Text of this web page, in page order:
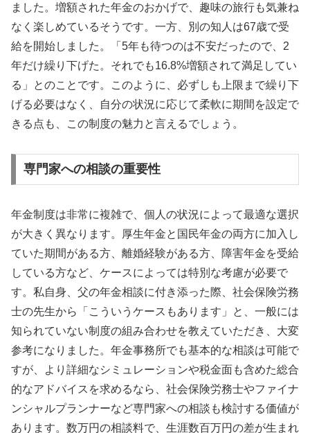
ました。増額された年金のおかげで、趣味の旅行も気兼ね
なく楽しめているそうです。一方、別の知人は67歳で受
給を開始しました。「5年も待つのは不安だったので、2
年だけ繰り下げた。それでも16.8%増額されて満足してい
る」とのことです。このように、必ずしも上限まで繰り下
げる必要はなく、自分の状況に応じて柔軟に期間を設定で
きる点も、この制度の魅力と言えるでしょう。
専門家への相談の重要性
年金制度は非常に複雑で、個人の状況によって最適な選択
が大きく異なります。厚生年金と国民年金の両方に加入し
ていた期間がある方、離婚経験がある方、障害年金を受給
している方など、ケースによっては特別な考慮が必要で
す。私自身、父の年金相談に付き添った際、社会保険労務
士の先生から「こういうケースもあります」と、一般には
知られていない制度の組み合わせを教えていただき、大変
参考になりました。年金事務所でも基本的な相談は可能で
すが、より詳細なシミュレーションや税金面も含めた総合
的なアドバイスを求めるなら、社会保険労務士やファイナ
ンシャルプランナーなど専門家への相談も検討する価値が
あります。数万円の相談料で、生涯数百万円の差が生まれ